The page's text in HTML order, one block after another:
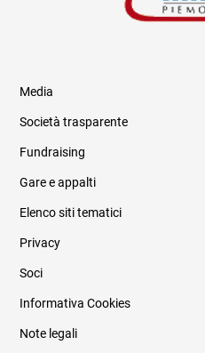
Informazioni
Media
Società trasparente
Fundraising
Gare e appalti
Elenco siti tematici
Privacy
Soci
Informativa Cookies
Note legali